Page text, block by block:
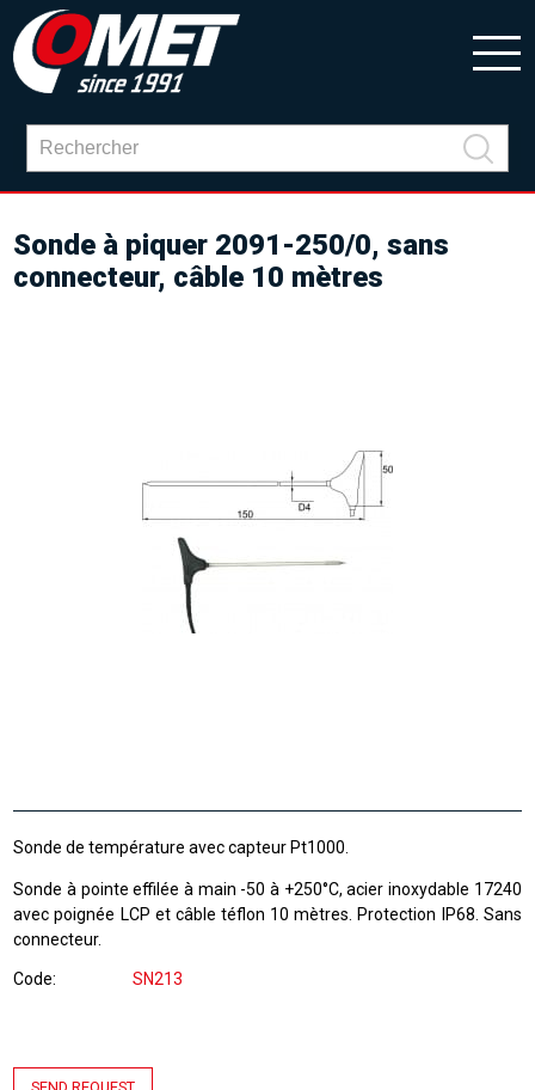
Sonde à piquer 2091-250/0, sans
connecteur, câble 10 mètres
Sonde de température avec capteur Pt1000.
Sonde à pointe effilée à main -50 à +250°C, acier inoxydable 17240
avec poignée LCP et câble téflon 10 mètres. Protection IP68. Sans
connecteur.
Code SN213